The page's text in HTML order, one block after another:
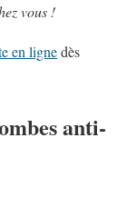
vous !
en lignedès
anti-